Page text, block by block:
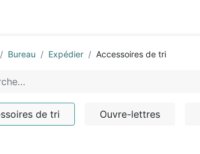
Bureau Expédier Accessoires de tri
de tri Ouvre-lettres